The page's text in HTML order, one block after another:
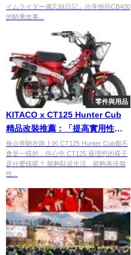
イムライダー備忘録日記」分享他與CB400
的騎乘故事...
零件與用品
KITACO x CT125 Hunter Cub
精品改裝推薦：「提高實用性及
行車品質兼備」
每台奔馳在路上的 CT125 Hunter Cub都不
會是一樣的，你心中 CT125 最理想的樣子
是什麼樣呢？ 能夠貼近生活、能夠表現個
性...